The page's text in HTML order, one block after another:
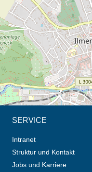
SERVICE
Intranet
Struktur und Kontakt
Jobs und Karriere